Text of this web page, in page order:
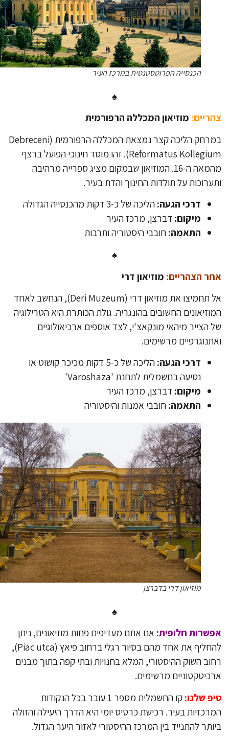
הכנסייה הפרוטסטנטית במרכז העיר
מוזיאון המכללה הרפורמית
במרחק הליכה קצר נמצאת המכללה הרפורמית (Debreceni
Reformatus Kollegium). זהו מוסד חינוכי הפועל ברצף
מהמאה ה-16. המוזיאון שבמקום מציג ספרייה מרהיבה
על תולדות החינוך והדת בעיר.
דרכי הגעה:הליכה של כ-3 דקות מהכנסייה הגדולה
מיקום:דברצן, מרכז העיר
התאמה:חובבי היסטוריה ותרבות
הצהריים:מוזיאון דרי
אל תחמיצו את מוזיאון דרי (Deri Muzeum), הנחשב לאחד
החשובים בהונגריה. גולת הכותרת היא הטרילוגיה
הצייר מיהאי מונקאצ'י, לצד אוספים ארכיאולוגיים
מרשימים.
דרכי הגעה:
הליכה של כ-5 דקות מכיכר קושוט או
נסיעה בחשמלית לתחנת 'Varoshaza'
מיקום:דברצן, מרכז העיר
התאמה:חובבי אמנות והיסטוריה
מוזיאון דרי בדברצן
חלופית:אם אתם מעדיפים פחות מוזיאונים, ניתן
להחליף את אחד מהם בסיור רגלי ברחוב פיאץ (Piac utca),
השוק ההיסטורי, המלא בחנויות ובתי קפה בתוך מבנים
מרשימים.
שלנו:
קו החשמלית מספר 1 עובר בכל הנקודות
בעיר. רכישת כרטיס יומי היא הדרך היעילה והזולה
להתנייד בין המרכז ההיסטורי לאזור היער הגדול.